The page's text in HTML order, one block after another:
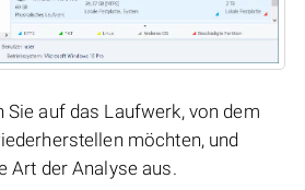
Sie auf das Laufwerk, von dem
möchten, und
Art der Analyse aus.